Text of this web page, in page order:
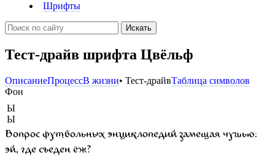
Шрифты
Искать
Тест-драйв шрифта Цвёльф
ОписаниеПроцессВ жизни• Тест-драйвТаблица символов
Фон
Ы
Ы
Вопрос футбольных энциклопедий замещая чушью:
эй, где съеден ёж?